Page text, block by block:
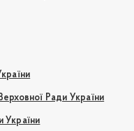
Ради України
України